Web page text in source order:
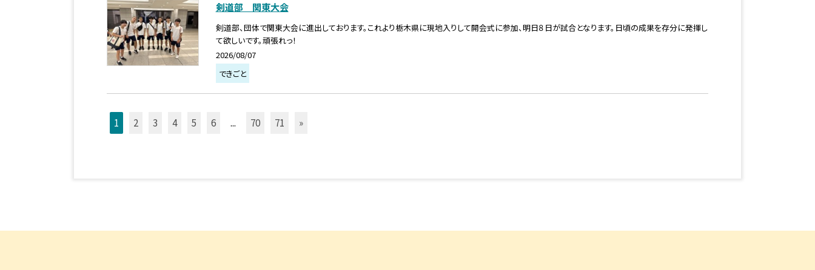
剣道部 関東大会
剣道部、団体で関東大会に進出しております。これより栃木県に現地入りして開会式に参加、明日８日が試合となります。日頃の成果を存分に発揮し
て欲しいです。頑張れっ！
2026/08/07
できごと
1 2 3 4 5 6 ... 70 71 »